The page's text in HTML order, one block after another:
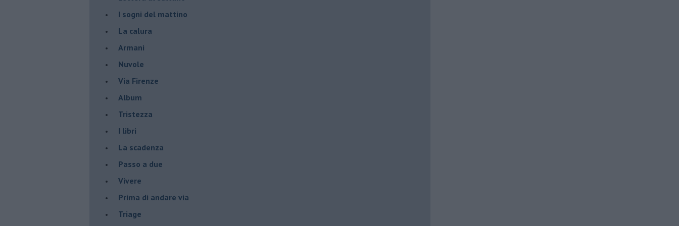
I sogni del mattino
La calura
Armani
Nuvole
Via Firenze
Album
Tristezza
I libri
La scadenza
Passo a due
Vivere
Prima di andare via
Triage